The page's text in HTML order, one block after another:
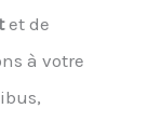
et de
à votre